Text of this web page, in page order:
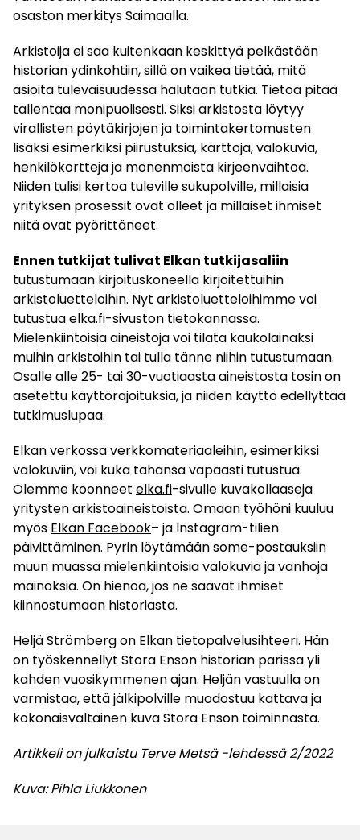
osaston merkitys Saimaalla.
Arkistoija ei saa kuitenkaan keskittyä pelkästään
historian ydinkohtiin, sillä on vaikea tietää, mitä
asioita tulevaisuudessa halutaan tutkia. Tietoa pitää
tallentaa monipuolisesti. Siksi arkistosta löytyy
virallisten pöytäkirjojen ja toimintakertomusten
lisäksi esimerkiksi piirustuksia, karttoja, valokuvia,
henkilökortteja ja monenmoista kirjeenvaihtoa.
Niiden tulisi kertoa tuleville sukupolville, millaisia
yrityksen prosessit ovat olleet ja millaiset ihmiset
niitä ovat pyörittäneet.
Ennen tutkijat tulivat Elkan tutkija­saliin
tutustumaan kirjoituskoneella kirjoitettuihin
arkistoluetteloihin. Nyt arkistoluetteloihimme voi
tutustua elka.fi-sivuston tietokannassa.
Mielenkiintoisia aineistoja voi tilata kaukolainaksi
muihin arkistoihin tai tulla tänne niihin tutustumaan.
Osalle alle 25- tai 30-vuotiaasta aineistosta tosin on
asetettu käyttörajoituksia, ja niiden käyttö edellyttää
tutkimuslupaa.
Elkan verkossa verkkomateriaaleihin, esimerkiksi
valokuviin, voi kuka tahansa vapaasti tutustua.
Olemme koonneet elka.fi-sivulle kuvakollaaseja
yritysten arkistoaineistoista. Omaan työhöni kuuluu
myös Elkan Facebook– ja Instagram-tilien
päivittäminen. Pyrin löytämään some-postauksiin
muun muassa mielenkiintoisia valokuvia ja vanhoja
mainoksia. On hienoa, jos ne saavat ihmiset
kiinnostumaan historiasta.
Heljä Strömberg on Elkan tietopalvelusihteeri. Hän
on työskennellyt Stora Enson historian parissa yli
kahden vuosikymmenen ajan. Heljän vastuulla on
varmistaa, että jälkipolville muodostuu kattava ja
kokonaisvaltainen kuva Stora Enson toiminnasta.
Artikkeli on julkaistu Terve Metsä -lehdessä 2/2022
Kuva: Pihla Liukkonen